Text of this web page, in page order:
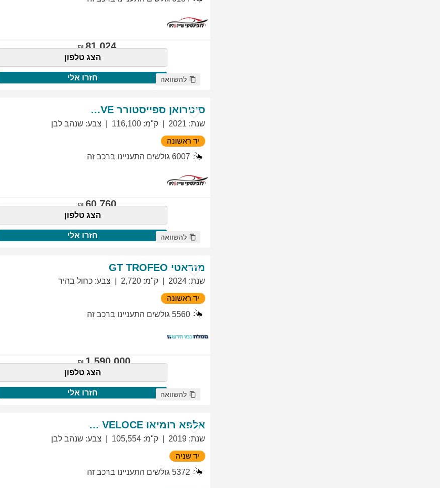
81,024
הצג טלפון
חזרו אלי להשוואה
סיטרואן ספייסטורר EXCLUSIVE
שנת:
2021 ק"מ:
116,100 צבע: שנהב לבן
יד ראשונה
6007 גולשים התעניינו ברכב זה
60,760
הצג טלפון
חזרו אלי להשוואה
מזראטי GT TROFEO
שנת:
2024 ק"מ:
2,720 צבע: כחול בהיר
יד ראשונה
5560 גולשים התעניינו ברכב זה
1,590,000
הצג טלפון
חזרו אלי להשוואה
אלפא רומיאו GIULIETTA VELOCE
שנת:
2019 ק"מ:
105,554 צבע: שנהב לבן
יד שניה
5372 גולשים התעניינו ברכב זה